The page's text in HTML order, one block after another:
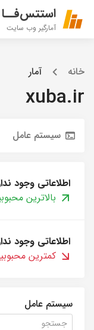
استتس‌فــا
آمارگیر وب سایت
خانه آمار
xuba.ir
سیستم عامل
اطلاعاتی وجود
بالاترین
اطلاعاتی وجود
کمترین
سیستم عامل